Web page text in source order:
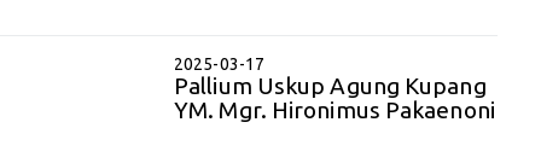
2025-03-17
Pallium Uskup Agung Kupang
YM. Mgr. Hironimus Pakaenoni